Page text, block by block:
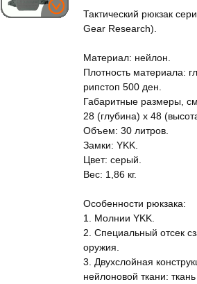
Тактический рюкзак
Gear Research).
Материал: нейлон.
Плотность материала:
рипстоп 500 ден.
Габаритные размеры,
28 (глубина) x 48
Объем: 30 литров.
Замки: YKK.
Цвет: серый.
Вес: 1,86 кг.
Особенности рюкзака:
1. Молнии YKK.
2. Специальный отсек
оружия.
3. Двухслойная
нейлоновой ткани: